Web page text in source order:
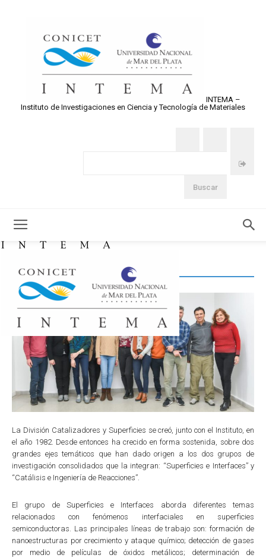
INTEMA –
Instituto de Investigaciones en Ciencia y Tecnología de Materiales
Catalizadores y Superficies
La División Catalizadores y Superficies se creó, junto con el Instituto, en
el año 1982. Desde entonces ha crecido en forma sostenida, sobre dos
grandes ejes temáticos que han dado origen a los dos grupos de
investigación consolidados que la integran: “Superficies e Interfaces” y
“Catálisis e Ingeniería de Reacciones”.
El grupo de Superficies e Interfaces aborda diferentes temas
relacionados con fenómenos interfaciales en superficies
semiconductoras. Las principales líneas de trabajo son: formación de
nanoestructuras por crecimiento y ataque químico; detección de gases
por medio de películas de óxidos metálicos; determinación de